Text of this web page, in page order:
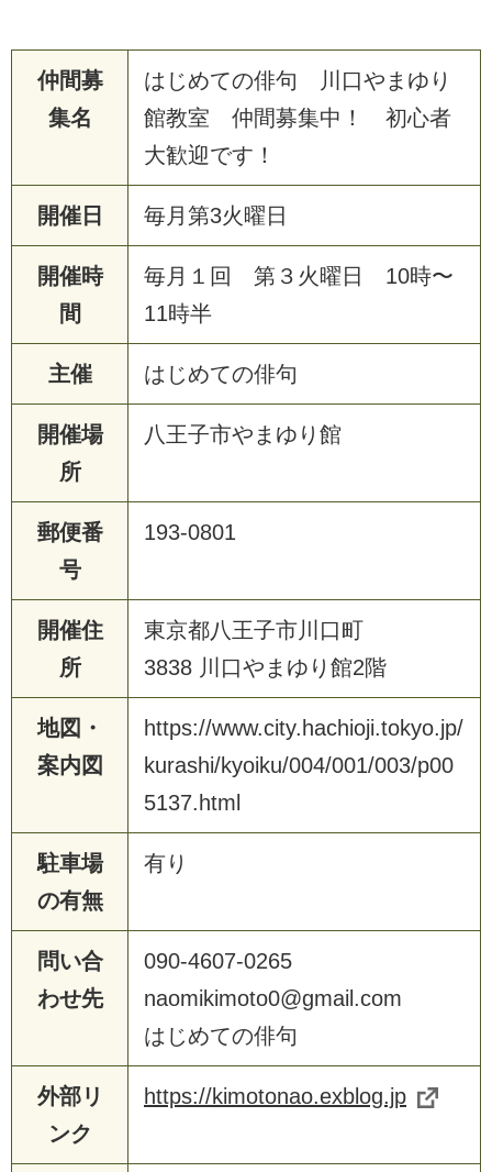
仲間募
集名
はじめての俳句 川口やまゆり
館教室 仲間募集中！ 初心者
大歓迎です！
開催日 毎月第3火曜日
開催時
間
毎月１回 第３火曜日 10時〜
11時半
主催 はじめての俳句
開催場
所
八王子市やまゆり館
郵便番
号
193-0801
開催住
所
東京都八王子市川口町
3838 川口やまゆり館2階
地図・
案内図
https://www.city.hachioji.tokyo.jp/
kurashi/kyoiku/004/001/003/p00
5137.html
駐車場
の有無
有り
問い合
わせ先
090-4607-0265
naomikimoto0@gmail.com
はじめての俳句
外部リ
ンク
https://kimotonao.exblog.jp